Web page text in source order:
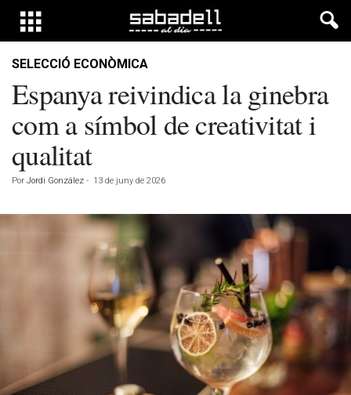
SELECCIÓ ECONÒMICA
Espanya reivindica la ginebra
com a símbol de creativitat i
qualitat
Por Jordi González - 13 de juny de 2026